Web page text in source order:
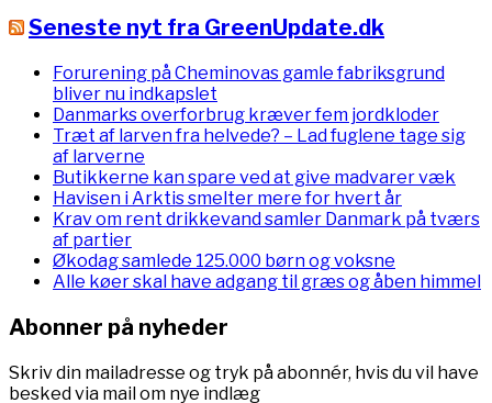
Seneste nyt fra GreenUpdate.dk
Forurening på Cheminovas gamle fabriksgrund
bliver nu indkapslet
Danmarks overforbrug kræver fem jordkloder
Træt af larven fra helvede? – Lad fuglene tage sig
af larverne
Butikkerne kan spare ved at give madvarer væk
Havisen i Arktis smelter mere for hvert år
Krav om rent drikkevand samler Danmark på tværs
af partier
Økodag samlede 125.000 børn og voksne
Alle køer skal have adgang til græs og åben himmel
Abonner på nyheder
Skriv din mailadresse og tryk på abonnér, hvis du vil have
besked via mail om nye indlæg